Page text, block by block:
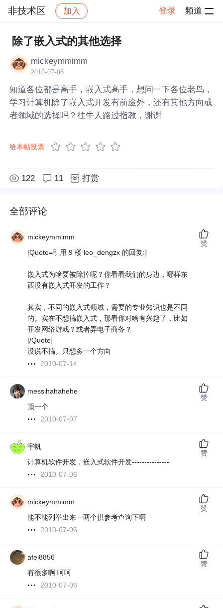
非技术区 加入 登录 频道
社区 非技术区 帖子详情
除了嵌入式的其他选择
mickeymmimm
2010-07-06
知道各位都是高手，嵌入式高手，想问一下各位老鸟，
学习计算机除了嵌入式开发有前途外，还有其他方向或
者领域的选择吗？往牛人路过指教，谢谢
给本帖投票
122 11 打赏
全部评论
mickeymmimm
[Quote=引用 9 楼 leo_dengzx 的回复:]
嵌入式为啥要被除掉呢？你看看我们的身边，哪样东
西没有嵌入式开发的工作？
其实，不同的嵌入式领域，需要的专业知识也是不同
的。实在不想搞嵌入式，那看你对啥有兴趣了，比如
开发网络游戏？或者弄电子商务？
[/Quote]
没说不搞。只想多一个方向
2010-07-14
赞
messihahahehe
顶一个
2010-07-07
赞
宇帆
计算机软件开发，嵌入式软件开发---------------
2010-07-06
赞
mickeymmimm
能不能列举出来一两个供参考查询下啊
2010-07-06
赞
afei8856
有很多啊 呵呵
2010-07-06
赞